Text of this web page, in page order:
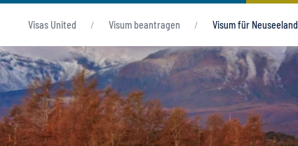
Visas United Visum beantragen Visum für Neuseeland